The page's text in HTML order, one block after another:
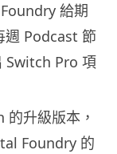
給期
週 Podcast 節
Switch Pro 項
升級版本，
Foundry 的